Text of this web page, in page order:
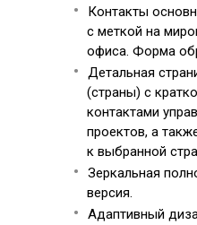
Контакты
с меткой на
офиса. Форма
Детальная
(страны) с
контактами
проектов, а
к выбранной
Зеркальная
версия.
Адаптивный